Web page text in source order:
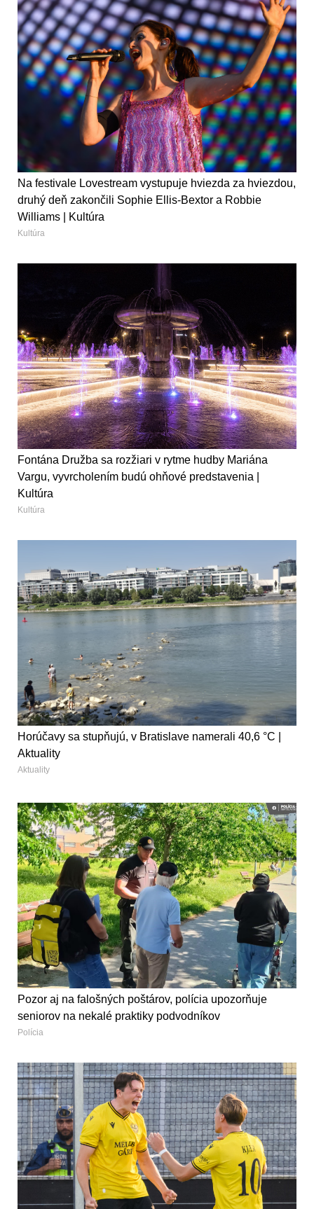
Na festivale Lovestream vystupuje hviezda za hviezdou,
druhý deň zakončili Sophie Ellis-Bextor a Robbie
Williams | Kultúra
Kultúra
Fontána Družba sa rozžiari v rytme hudby Mariána
Vargu, vyvrcholením budú ohňové predstavenia |
Kultúra
Kultúra
Horúčavy sa stupňujú, v Bratislave namerali 40,6 °C |
Aktuality
Aktuality
Pozor aj na falošných poštárov, polícia upozorňuje
seniorov na nekalé praktiky podvodníkov
Polícia